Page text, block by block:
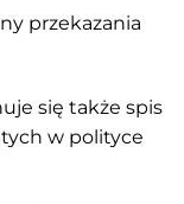
przekazania
się także spis
w polityce